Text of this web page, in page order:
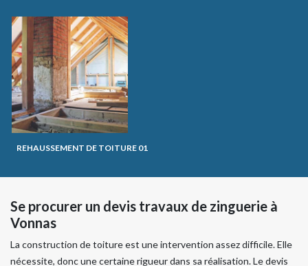
REHAUSSEMENT DE TOITURE 01
Se procurer un devis travaux de zinguerie à
Vonnas
La construction de toiture est une intervention assez difficile. Elle
nécessite, donc une certaine rigueur dans sa réalisation. Le devis